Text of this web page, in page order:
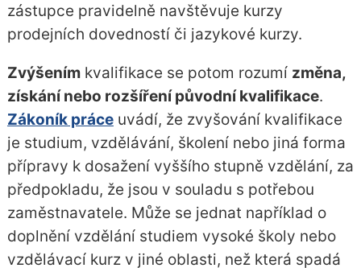
zástupce pravidelně navštěvuje kurzy
prodejních dovedností či jazykové kurzy.
Zvýšenímkvalifikace se potom rozumí změna,
získání nebo rozšíření původní kvalifikace.
Zákoník práceuvádí, že zvyšování kvalifikace
je studium, vzdělávání, školení nebo jiná forma
přípravy k dosažení vyššího stupně vzdělání, za
předpokladu, že jsou v souladu s potřebou
zaměstnavatele. Může se jednat například o
doplnění vzdělání studiem vysoké školy nebo
vzdělávací kurz v jiné oblasti, než která spadá